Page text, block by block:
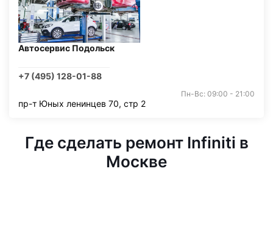
Автосервис Подольск
+7 (495) 128-01-88
Пн-Вс: 09:00 - 21:00
пр-т Юных ленинцев 70, стр 2
Где сделать ремонт Infiniti в
Москве